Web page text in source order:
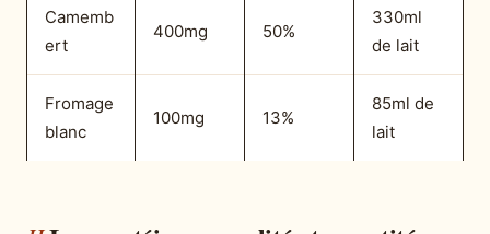
Camemb
ert
400mg 50%
330ml
de lait
Fromage
blanc
100mg 13%
85ml de
lait